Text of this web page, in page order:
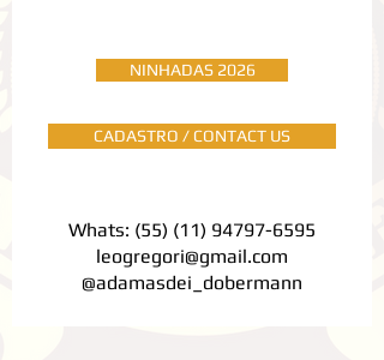
NINHADAS 2026
CADASTRO / CONTACT US
Whats: (55) (11) 94797-6595
leogregori@gmail.com
@adamasdei_dobermann